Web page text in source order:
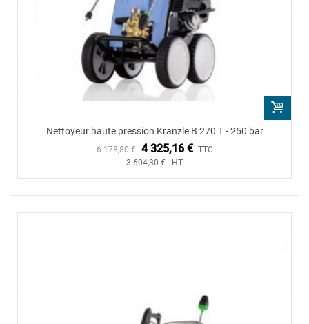
Nettoyeur haute pression Kranzle B 270 T - 250 bar
6 178,80 € 4 325,16 € TTC
3 604,30 € HT